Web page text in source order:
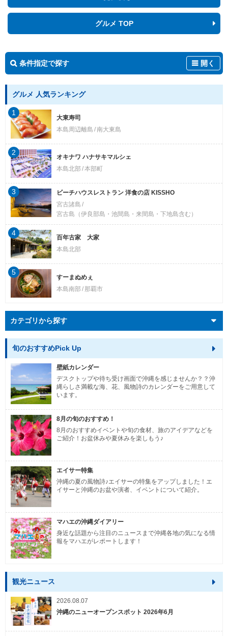
グルメ TOP
条件指定で探す 開く
グルメ 人気ランキング
大東寿司
本島周辺離島 南大東島
1
オキナワ ハナサキマルシェ
本島北部 本部町
2
ビーチハウスレストラン 洋食の店 KISSHO
宮古諸島
宮古島（伊良部島・池間島・来間島・下地島含む）
3
百年古家 大家
本島北部
4
すーまぬめぇ
本島南部
那覇市
5
カテゴリから探す
旬のおすすめPick Up
壁紙カレンダー
デスクトップや待ち受け画面で沖縄を感じませんか？？沖
縄らしさ満載な海、花、風物詩のカレンダーをご用意して
います。
8月の旬のおすすめ！
8月のおすすめイベントや旬の食材、旅のアイデアなどを
ご紹介！お盆休みや夏休みを楽しもう♪
エイサー特集
沖縄の夏の風物詩♪エイサーの特集をアップしました！エ
イサーと沖縄のお盆や演者、イベントについて紹介。
マハエの沖縄ダイアリー
身近な話題から注目のニュースまで沖縄各地の気になる情
報をマハエがレポートします！
観光ニュース
2026.08.07
沖縄のニューオープンスポット 2026年6月